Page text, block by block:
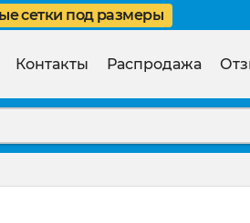
сетки под размеры
Контакты Распродажа